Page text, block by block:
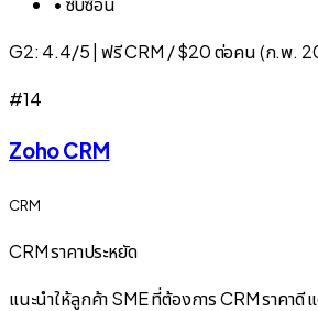
G2: 4.4/5| ฟรี CRM / $20 ต่อคน (ก.พ.
#14
Zoho CRM
CRM
CRM ราคาประหยัด
แนะนำให้ลูกค้า SME ที่ต้องการ CRM ราคาดี